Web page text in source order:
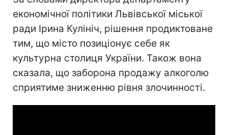
економічної політики Львівської міської
ради Ірина Кулініч, рішення продиктоване
тим, що місто позиціонує себе як
культурна столиця України. Також вона
сказала, що заборона продажу алкоголю
сприятиме зниженню рівня злочинності.